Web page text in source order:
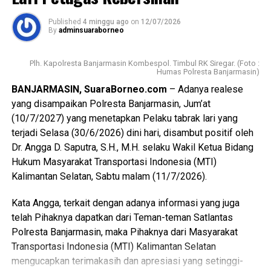
barang bukti lainnya berupa handphone dompet BPKB
STNK dan kotak handphone.
pemberatan yang baru bebas sekitar sembilan bulan lalu.
Atas perbuatannya tersangka dijerat Pasal 477 ayat (1)
huruf e Undang-Undang Nomor 1 Tahun 2023 tentang
KUHP dengan ancaman hukuman penjara paling lama 7
tahun,” katanya.
Kapolres Rina Perwitasari mengimbau warga agar
meningkatkan kewaspadaan mengamankan rumah dan
kendaraan serta segera melapor apabila mengetahui
adanya tindak kejahatan di lingkungan sekitar. (Ujg/SB)
Views: 25
Bagikan ke
kemanusiaan.
“Ketika anggaran pendidikan dikorupsi, anak-anak
layak. Ketika dana kesehatan diselewengkan, masyarakat
kehilangan akses terhadap pelayanan kesehatan yang
berkualitas. Ketika anggaran infrastruktur dikorupsi,
pembangunan terhambat dan keselamatan masyarakat
dapat terancam,” kata Abi, Senin (13/7/2026) siang di
Kantornya.
Oleh karena itu, kata Abi, korupsi pada hakikatnya adalah
kejahatan yang merampas hak-hak dasar rakyat. Seruan
diterapkan terhadap koruptor kembali memunculkan
diskusi publik mengenai efektivitas, keadilan, dan
kepastian hukum dalam pemberantasan korupsi di
Indonesia. Seruan tersebut lahir dari keprihatinan
mendalam bahwa korupsi telah menjadi penyakit kronis
Published 4 minggu ago on 12/07/2026
By adminsuaraborneo
Plh. Kapolresta Banjarmasin Kombespol. Timbul RK Siregar. (Foto :
Humas Polresta Banjarmasin)
BANJARMASIN, SuaraBorneo.com – Adanya realese
yang disampaikan Polresta Banjarmasin, Jum’at
(10/7/2027) yang menetapkan Pelaku tabrak lari yang
terjadi Selasa (30/6/2026) dini hari, disambut positif oleh
Dr. Angga D. Saputra, S.H., M.H. selaku Wakil Ketua Bidang
Hukum Masyarakat Transportasi Indonesia (MTI)
Kalimantan Selatan, Sabtu malam (11/7/2026).
Kata Angga, terkait dengan adanya informasi yang juga
telah Pihaknya dapatkan dari Teman-teman Satlantas
Polresta Banjarmasin, maka Pihaknya dari Masyarakat
Transportasi Indonesia (MTI) Kalimantan Selatan
mengucapkan terimakasih dan apresiasi yang setinggi-